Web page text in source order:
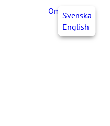
OmaJHLSvenska
English